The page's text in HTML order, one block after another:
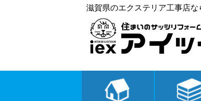
滋賀県のエクステリア工事店な